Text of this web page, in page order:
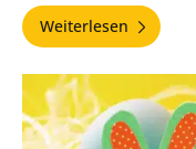
Weiterlesen